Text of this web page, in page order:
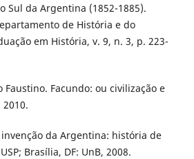
Sul da Argentina (1852-1885).
de História e do
em História, v. 9, n. 3, p. 223-
Faustino. Facundo: ou civilização e
invenção da Argentina: história de
Brasília, DF: UnB, 2008.